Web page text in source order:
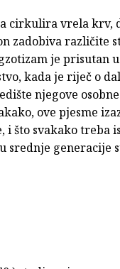
cirkulira vrela krv,
zadobiva različite
je prisutan
kada je riječ o
njegove
ove pjesme
i što svakako treba
srednje generacije